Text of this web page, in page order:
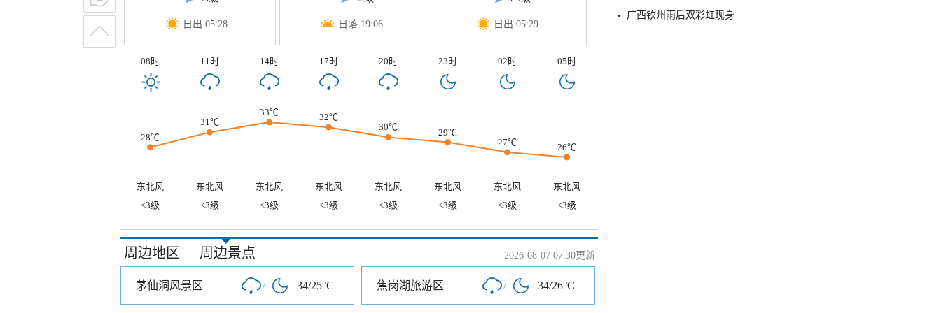
日出 05:28 日落 19:06 日出 05:29
08时 11时 14时 17时 20时 23时 02时 05时
28℃
31℃
33℃
32℃
30℃
29℃
27℃
26℃
东北风 东北风 东北风 东北风 东北风 东北风 东北风
东北风
<3级
<3级 <3级 <3级 <3级 <3级 <3级 <3级
周边地区 | 周边景点 2026-08-07 07:30更新
茅仙洞风景区 / 34/25°C 焦岗湖旅游区 / 34/26°C
广西钦州雨后双彩虹现身